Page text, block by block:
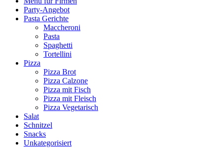
Party-Angebot
Pasta Gerichte
Maccheroni
Pasta
Spaghetti
Tortellini
Pizza
Pizza Brot
Pizza Calzone
Pizza mit Fisch
Pizza mit Fleisch
Pizza Vegetarisch
Salat
Schnitzel
Snacks
Unkategorisiert